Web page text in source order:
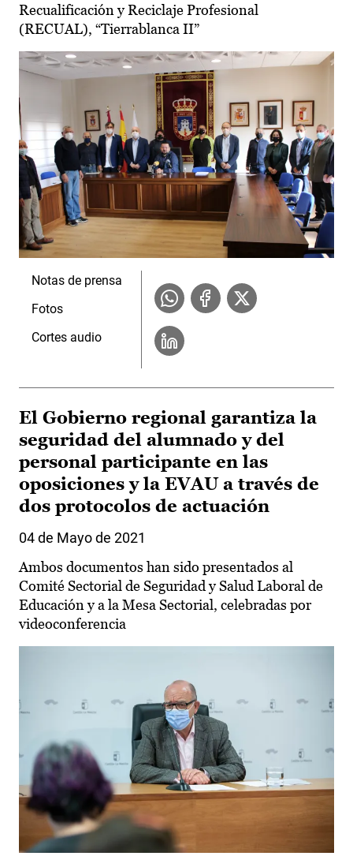
Recualificación y Reciclaje Profesional
(RECUAL), “Tierrablanca II”
Notas de prensa
Fotos
Cortes audio
El Gobierno regional garantiza la
seguridad del alumnado y del
personal participante en las
oposiciones y la EVAU a través de
dos protocolos de actuación
04 de Mayo de 2021
Ambos documentos han sido presentados al
Comité Sectorial de Seguridad y Salud Laboral de
Educación y a la Mesa Sectorial, celebradas por
videoconferencia